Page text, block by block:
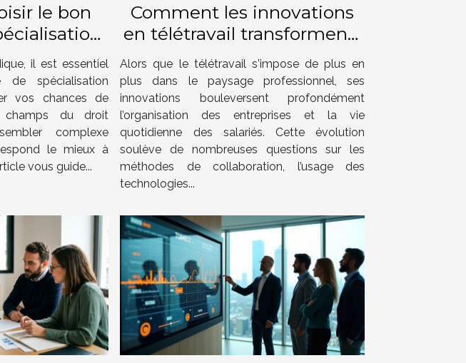
le bon
cas ?
il est essentiel
spécialisation
vos chances de
champs du droit
complexe
le mieux à
vous guide...
Comment les innovations
en télétravail transforment-
elles le monde
professionnel ?
Alors que le télétravail s'impose de plus en
plus dans le paysage professionnel, ses
innovations bouleversent profondément
l’organisation des entreprises et la vie
quotidienne des salariés. Cette évolution
soulève de nombreuses questions sur les
méthodes de collaboration, l’usage des
technologies...